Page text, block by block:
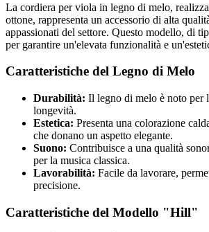
La cordiera per viola in legno di melo,
ottone, rappresenta un accessorio di alta
appassionati del settore. Questo modello, di
per garantire un'elevata funzionalità e
Caratteristiche del Legno di Melo
Durabilità: Il legno di melo è noto per
longevità.
Estetica: Presenta una colorazione
che donano un aspetto elegante.
Suono: Contribuisce a una qualità
per la musica classica.
Lavorabilità: Facile da lavorare,
precisione.
Caratteristiche del Modello "Hill"